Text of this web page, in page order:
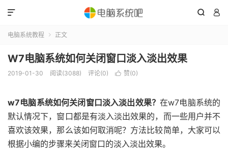
 

电脑系统教程  正文
W7电脑系统如何关闭窗口淡入淡出效果
2019-01-30 阅读(3088) 评论(0)  赞(0)
w7电脑系统如何关闭窗口淡入淡出效果？ 在w7电脑系统的
默认情况下，窗口都是有淡入淡出效果的，而一些用户并不
喜欢该效果，那么该如何取消呢？方法比较简单，大家可以
根据小编的步骤来关闭窗口的淡入淡出效果。